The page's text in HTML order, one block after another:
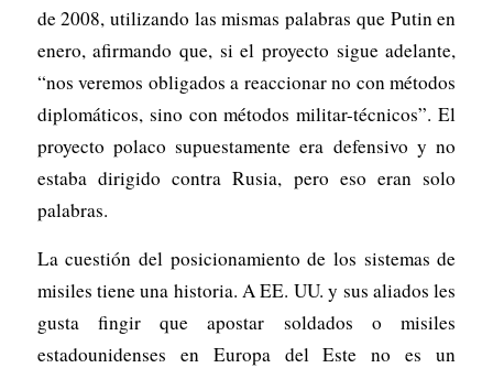
de 2008, utilizando las mismas palabras que Putin en
enero, afirmando que, si el proyecto sigue adelante,
“nos veremos obligados a reaccionar no con métodos
diplomáticos, sino con métodos militar-técnicos”. El
proyecto polaco supuestamente era defensivo y no
estaba dirigido contra Rusia, pero eso eran solo
palabras.
La cuestión del posicionamiento de los sistemas de
misiles tiene una historia. A EE. UU. y sus aliados les
gusta fingir que apostar soldados o misiles
estadounidenses en Europa del Este no es un